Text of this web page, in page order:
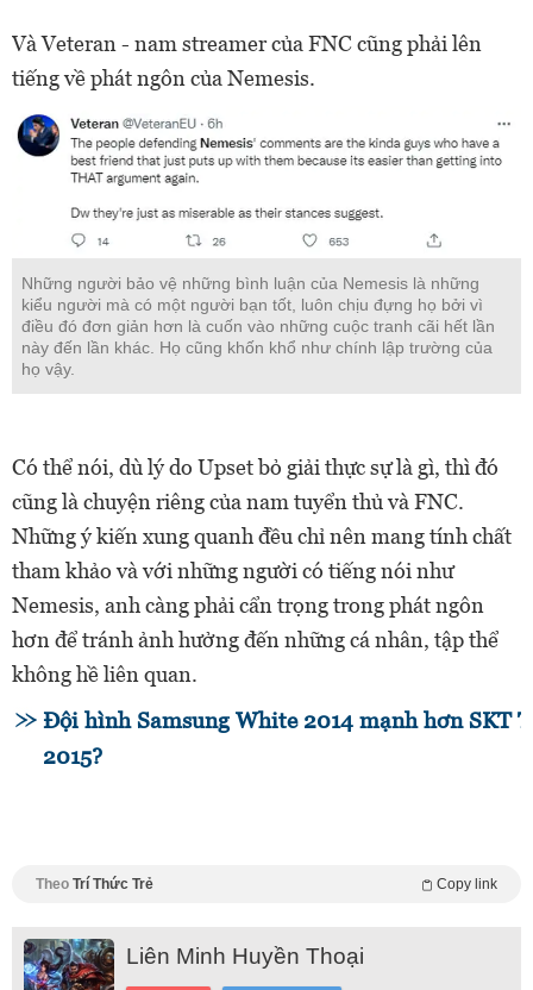
Và Veteran - nam streamer của FNC cũng phải lên
tiếng về phát ngôn của Nemesis.
Những người bảo vệ những bình luận của Nemesis là những
kiểu người mà có một người bạn tốt, luôn chịu đựng họ bởi vì
điều đó đơn giản hơn là cuốn vào những cuộc tranh cãi hết lần
này đến lần khác. Họ cũng khốn khổ như chính lập trường của
họ vậy.
Có thể nói, dù lý do Upset bỏ giải thực sự là gì, thì đó
cũng là chuyện riêng của nam tuyển thủ và FNC.
Những ý kiến xung quanh đều chỉ nên mang tính chất
tham khảo và với những người có tiếng nói như
Nemesis, anh càng phải cẩn trọng trong phát ngôn
hơn để tránh ảnh hưởng đến những cá nhân, tập thể
không hề liên quan.
Đội hình Samsung White 2014 mạnh hơn SKT
2015?
Theo Trí Thức Trẻ Copy link
Liên Minh Huyền Thoại